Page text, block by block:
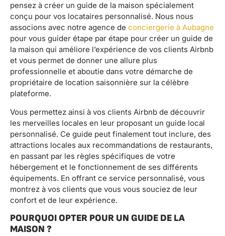
pensez à créer un guide de la maison spécialement
conçu pour vos locataires personnalisé. Nous nous
associons avec notre agence de conciergerie à Aubagne
pour vous guider étape par étape pour créer un guide de
la maison qui améliore l’expérience de vos clients Airbnb
et vous permet de donner une allure plus
professionnelle et aboutie dans votre démarche de
propriétaire de location saisonnière sur la célèbre
plateforme.
Vous permettez ainsi à vos clients Airbnb de découvrir
les merveilles locales en leur proposant un guide local
personnalisé. Ce guide peut finalement tout inclure, des
attractions locales aux recommandations de restaurants,
en passant par les règles spécifiques de votre
hébergement et le fonctionnement de ses différents
équipements. En offrant ce service personnalisé, vous
montrez à vos clients que vous vous souciez de leur
confort et de leur expérience.
POURQUOI OPTER POUR UN GUIDE DE LA
MAISON ?